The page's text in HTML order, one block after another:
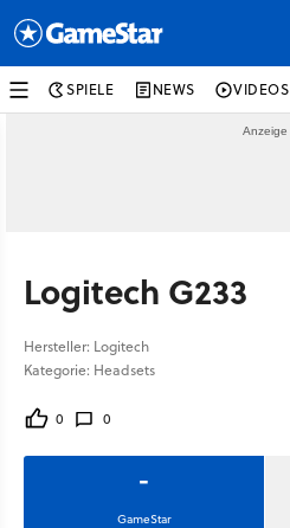
SPIELE NEWS VIDEOS
Logitech G233
Hersteller: Logitech
Kategorie: Headsets
0 0
-
GameStar